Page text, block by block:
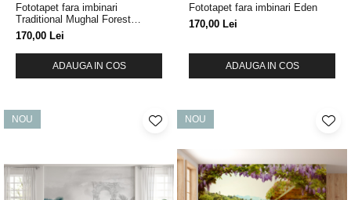
Fototapet fara imbinari
Traditional Mughal Forest
Garden
170,00 Lei
ADAUGA IN COS
Fototapet fara imbinari Eden
170,00 Lei
ADAUGA IN COS
NOU NOU